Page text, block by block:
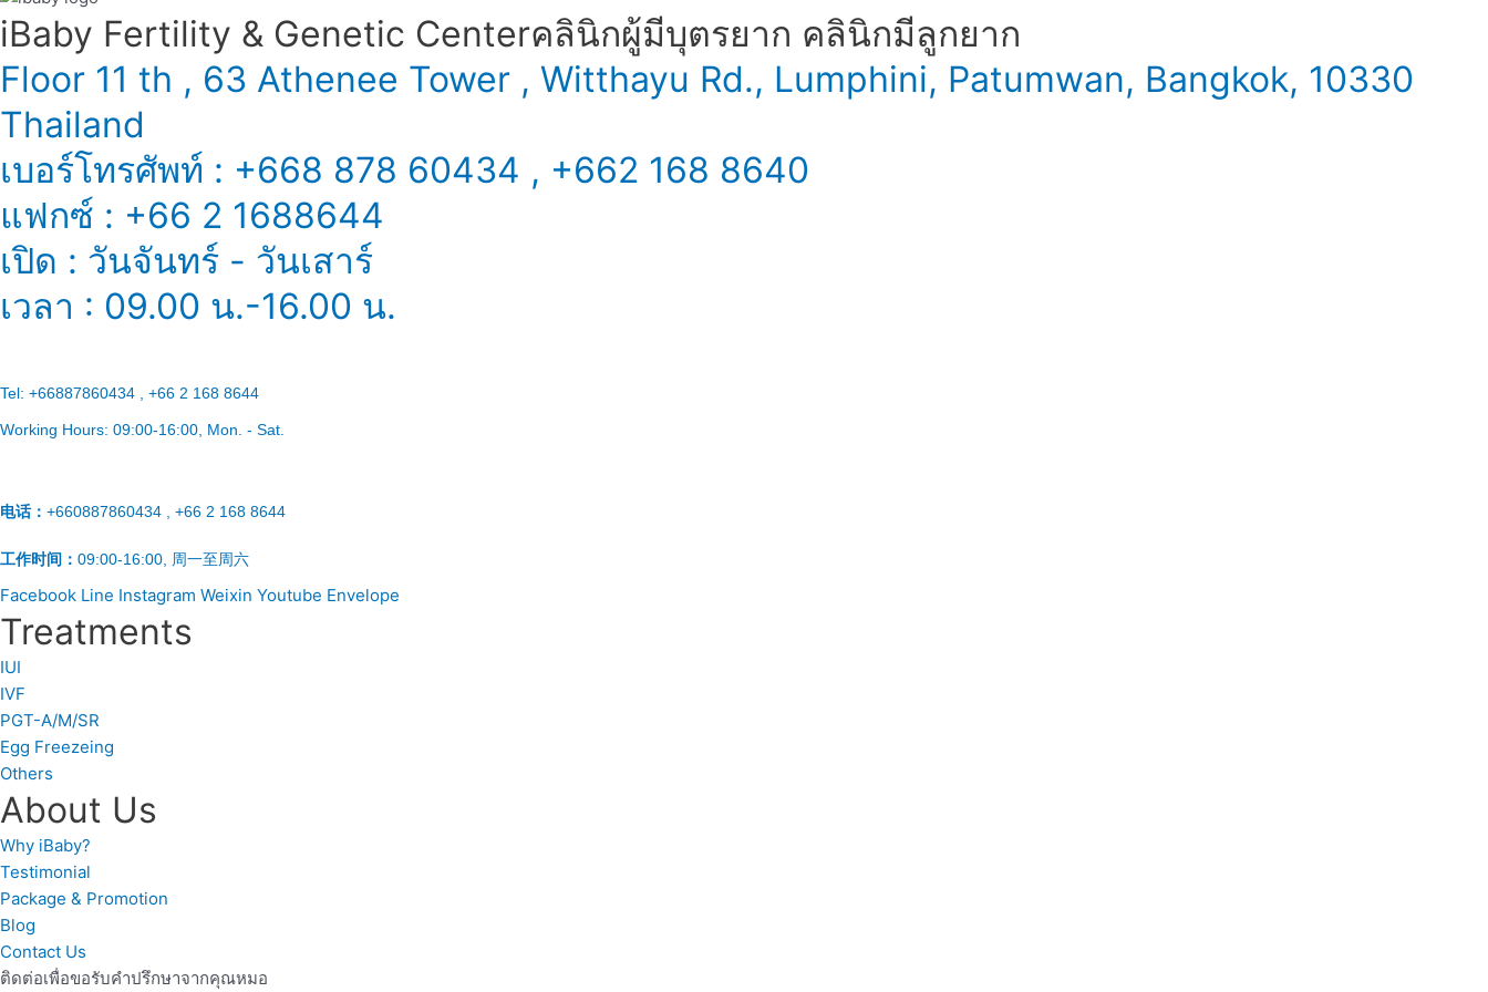
iBaby Fertility & Genetic Center​ คลินิกผู้มีบุตรยาก คลินิกมีลูกยาก
Floor 11 th , 63 Athenee Tower , Witthayu Rd., Lumphini, Patumwan, Bangkok, 10330
Thailand
เบอร์โทรศัพท์ : +668 878 60434 , +662 168 8640
แฟกซ์ : +66 2 1688644
เปิด : วันจันทร์ - วันเสาร์
เวลา : 09.00 น.-16.00 น.
Tel: +66887860434 , +66 2 168 8644
Working Hours: 09:00-16:00 , Mon. - Sat.
电话： +660887860434 , +66 2 168 8644
工作时间： 09:00-16:00, 周一至周六
Facebook Line Instagram Weixin Youtube Envelope
Treatments
IUI
IVF
PGT-A/M/SR
Egg Freezeing
Others
About Us
Why iBaby?
Testimonial
Package & Promotion
Blog
Contact Us
ติดต่อเพื่อขอรับคำปรึกษาจากคุณหมอ